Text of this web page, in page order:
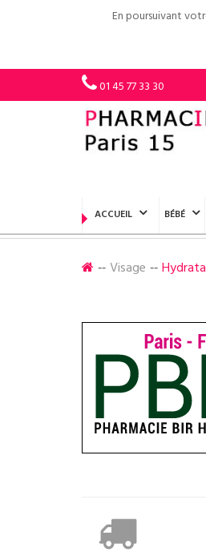
En poursuivant
01 45 77 33 30
ACCUEIL BÉBÉ
Visage